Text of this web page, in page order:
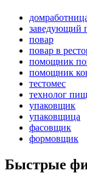
заведующий
повар
повар в
помощник
помощник
тестомес
технолог
упаковщик
упаковщица
фасовщик
формовщик
Быстрые